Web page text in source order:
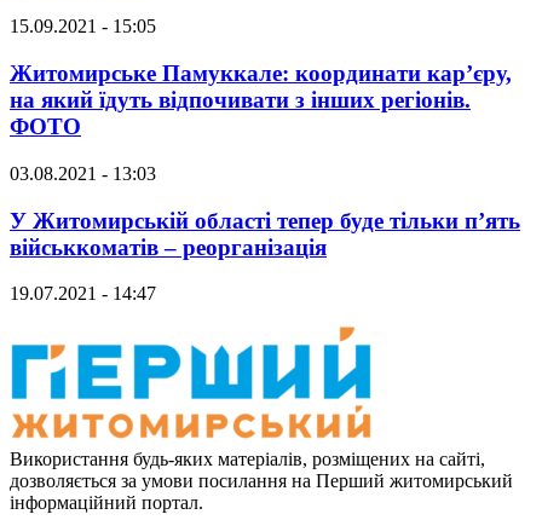
15.09.2021 - 15:05
Житомирське Памуккале: координати кар’єру,
на який їдуть відпочивати з інших регіонів.
ФОТО
03.08.2021 - 13:03
У Житомирській області тепер буде тільки п’ять
військкоматів – реорганізація
19.07.2021 - 14:47
Використання будь-яких матеріалів, розміщених на сайті,
дозволяється за умови посилання на Перший житомирський
інформаційний портал.